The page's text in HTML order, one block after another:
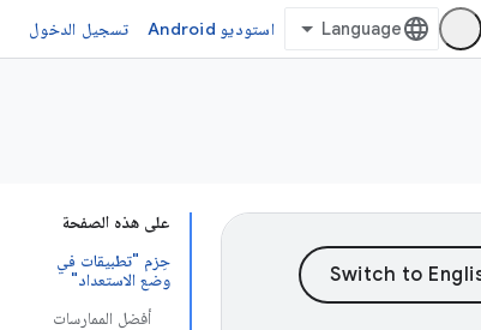
استوديو Android تسجيل الدخول
على هذه الصفحة
حِزم "تطبيقات في
وضع الاستعداد"
أفضل الممارسات